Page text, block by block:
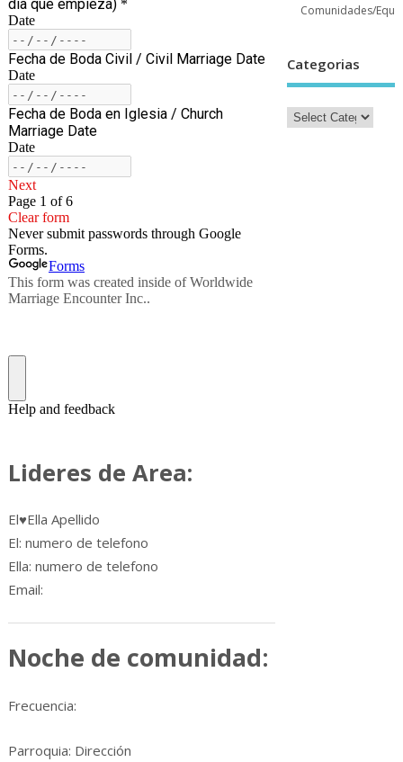
Lideres de Area:
El♥Ella Apellido
El: numero de telefono
Ella: numero de telefono
Email:
Noche de comunidad:
Frecuencia:
Parroquia: Dirección
Comunidades/
Categorias